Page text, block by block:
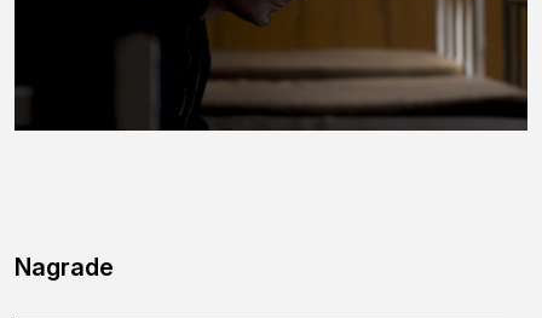
Nagrade